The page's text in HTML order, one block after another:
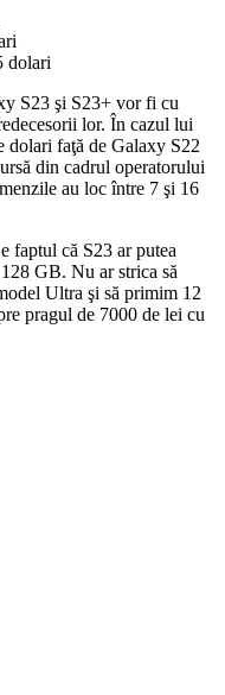
dolari
S23 şi S23+ vor fi cu
lor. În cazul lui
dolari faţă de Galaxy S22
din cadrul operatorului
au loc între 7 şi 16
faptul că S23 ar putea
GB. Nu ar strica să
Ultra şi să primim 12
pragul de 7000 de lei cu